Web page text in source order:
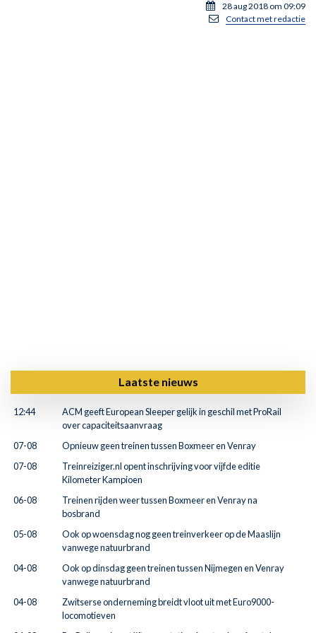
28 aug 2018 om 09:09
Contact met redactie
Laatste nieuws
12:44
ACM geeft European Sleeper gelijk in geschil met ProRail
over capaciteitsaanvraag
07-08
Opnieuw geen treinen tussen Boxmeer en Venray
07-08
Treinreiziger.nl opent inschrijving voor vijfde editie
Kilometer Kampioen
06-08
Treinen rijden weer tussen Boxmeer en Venray na
bosbrand
05-08
Ook op woensdag nog geen treinverkeer op de Maaslijn
vanwege natuurbrand
04-08
Ook op dinsdag geen treinen tussen Nijmegen en Venray
vanwege natuurbrand
04-08
Zwitserse onderneming breidt vloot uit met Euro9000-
locomotieven